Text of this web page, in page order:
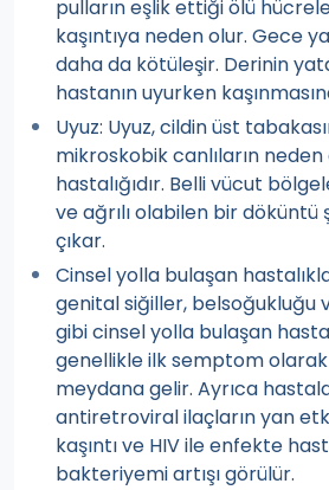
pulların eşlik ettiği ölü
kaşıntıya neden olur. Gece
daha da kötüleşir. Derinin
hastanın uyurken
Uyuz: Uyuz, cildin üst
mikroskobik canlıların
hastalığıdır. Belli vücut
ve ağrılı olabilen bir
çıkar.
Cinsel yolla bulaşan
genital siğiller, belsoğukluğu
gibi cinsel yolla bulaşan
genellikle ilk semptom olarak
meydana gelir. Ayrıca
antiretroviral ilaçların yan
kaşıntı ve HIV ile enfekte
bakteriyemi artışı görülür.